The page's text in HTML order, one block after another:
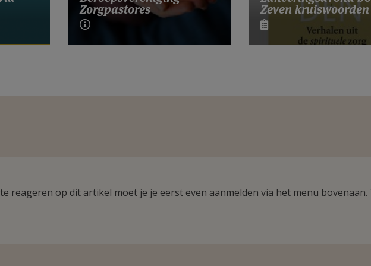
Zorgpastores Zeven kruiswoorden
reageren op dit artikel moet je je eerst even aanmelden via het menu